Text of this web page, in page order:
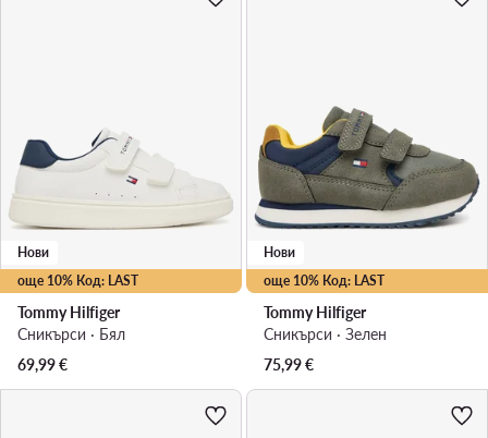
още 10% Код: LAST
Нови
Tommy Hilfiger
Сникърси · Бял
69,99€
още 10% Код: LAST
Нови
Tommy Hilfiger
Сникърси · Зелен
75,99€